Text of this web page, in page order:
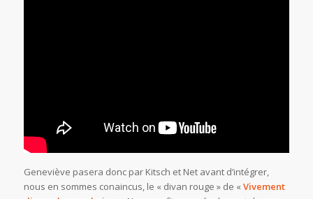
Geneviève pasera donc par Kitsch et Net avant d’intégrer,
nous en sommes conaincus, le « divan rouge » de «Vivement